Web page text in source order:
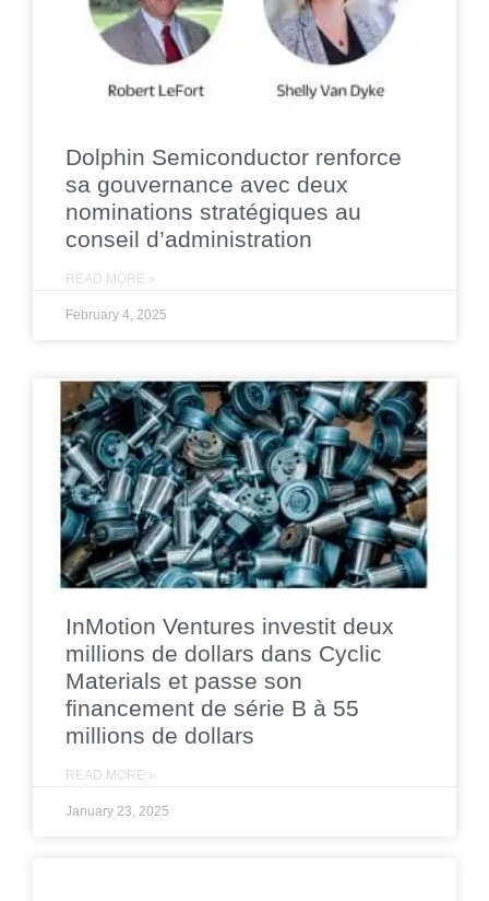
Dolphin Semiconductor renforce
sa gouvernance avec deux
nominations stratégiques au
conseil d’administration
READ MORE »
February 4, 2025
InMotion Ventures investit deux
millions de dollars dans Cyclic
Materials et passe son
financement de série B à 55
millions de dollars
READ MORE »
January 23, 2025